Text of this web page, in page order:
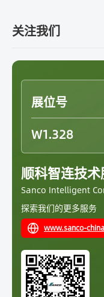
关注我们
展位号
W1.328
顺科智连技
Sanco Intelligent
探索我们的更多服务
www.sanco-